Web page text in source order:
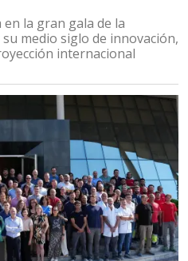
la gran gala de la
medio siglo de innovación,
internacional